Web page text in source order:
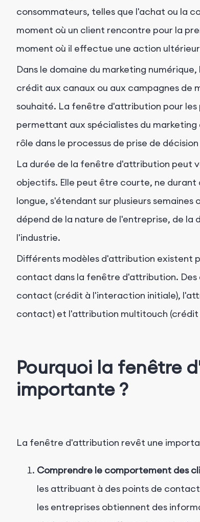
consommateurs, telles que l'achat ou la
moment où un client rencontre pour la
moment où il effectue une action
Dans le domaine du marketing
crédit aux canaux ou aux campagnes de
souhaité. La fenêtre d'attribution pour les
permettant aux spécialistes du
rôle dans le processus de prise de
La durée de la fenêtre d'attribution peut
objectifs. Elle peut être courte, ne durant
longue, s'étendant sur plusieurs
dépend de la nature de l'entreprise, de la
l'industrie.
Différents modèles d'attribution existent
contact dans la fenêtre d'attribution.
contact (crédit à l'interaction initiale),
contact) et l'attribution multitouch
Pourquoi la fenêtre
importante ?
La fenêtre d'attribution revêt une
Comprendre le comportement des
les attribuant à des points de
les entreprises obtiennent des